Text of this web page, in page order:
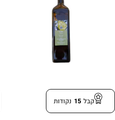
קבל 15 נקודות